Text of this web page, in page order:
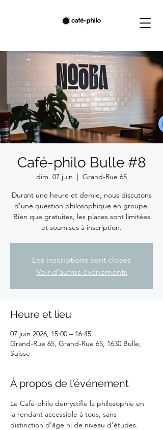
Café-philo Bulle #8
dim. 07 juin
  |
Grand-Rue 65
Durant une heure et demie, nous discutons
d'une question philosophique en groupe.
Bien que gratuites, les places sont limitées
et soumises à inscription.
Les inscriptions sont closes
Voir d'autres événements
Heure et lieu
07 juin 2026, 15:00 – 16:45
Grand-Rue 65, Grand-Rue 65, 1630 Bulle,
Suisse
À propos de l'événement
Le Café-philo démystifie la philosophie en
la rendant accessible à tous, sans
distinction d'âge ni de niveau d'études.